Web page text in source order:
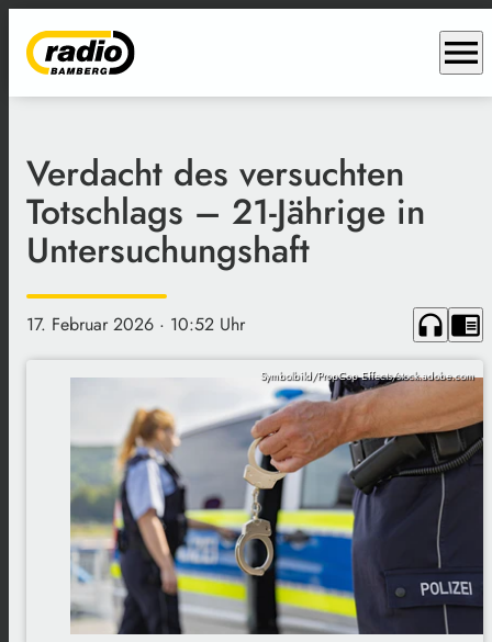
menu
Verdacht des versuchten
Totschlags – 21-Jährige in
Untersuchungshaft
17. Februar 2026 · 10:52 Uhr headphones chrome_reader_mode
Symbolbild/PropCop Effects/stock.adobe.com